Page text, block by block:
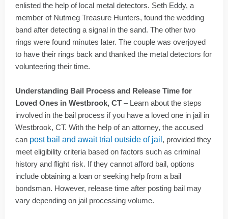
enlisted the help of local metal detectors. Seth Eddy, a
member of Nutmeg Treasure Hunters, found the wedding
band after detecting a signal in the sand. The other two
rings were found minutes later. The couple was overjoyed
to have their rings back and thanked the metal detectors for
volunteering their time.
Understanding Bail Process and Release Time for
Loved Ones in Westbrook, CT – Learn about the steps
involved in the bail process if you have a loved one in jail in
Westbrook, CT. With the help of an attorney, the accused
can post bail and await trial outside of jail , provided they
meet eligibility criteria based on factors such as criminal
history and flight risk. If they cannot afford bail, options
include obtaining a loan or seeking help from a bail
bondsman. However, release time after posting bail may
vary depending on jail processing volume.